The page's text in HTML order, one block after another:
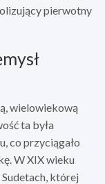
pierwotny
wielowiekową
ta była
co przyciągało
W XIX wieku
Sudetach, której